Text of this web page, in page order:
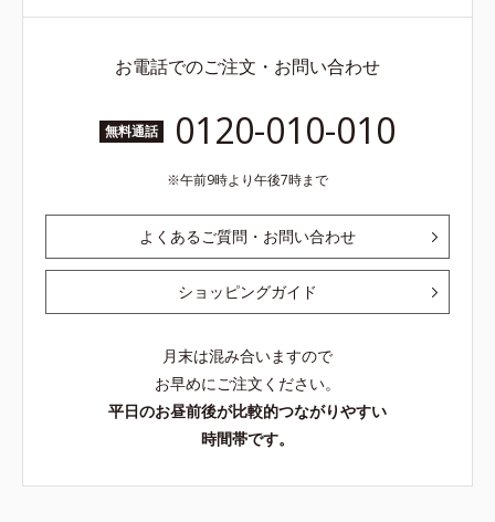
お電話でのご注文・お問い合わせ
無料通話 0120-010-010
午前9時より午後7時まで
よくあるご質問・お問い合わせ
ショッピングガイド
月末は混み合いますので
お早めにご注文ください。
平日のお昼前後が比較的つながりやすい
時間帯です。